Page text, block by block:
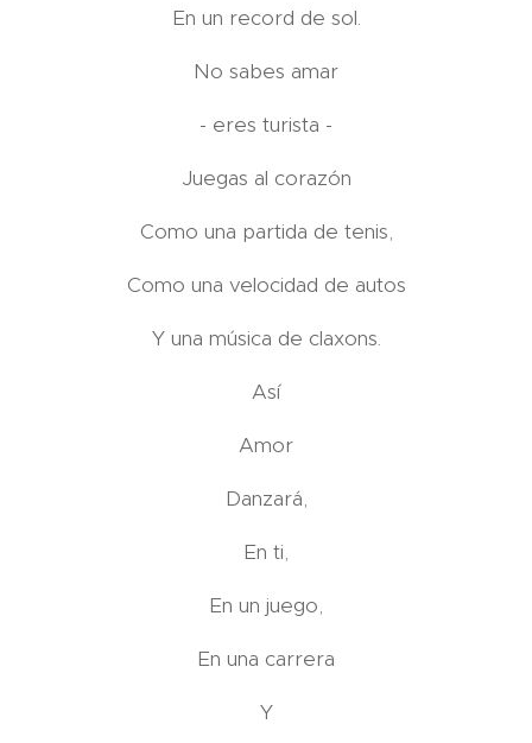
En un record de sol.
No sabes amar
- eres turista -
Juegas al corazón
Como una partida de tenis,
Como una velocidad de autos
Y una música de claxons.
Así
Amor
Danzará,
En ti,
En un juego,
En una carrera
Y